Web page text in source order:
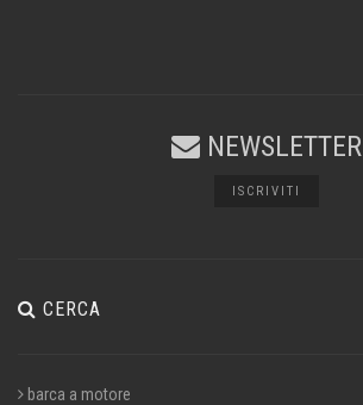
NEWSLETTER
ISCRIVITI
CERCA
barca a motore